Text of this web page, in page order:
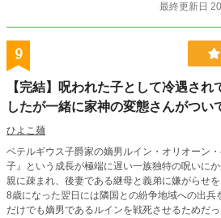
最終更新日
9
【完結】呪われた子として冷遇され
したが一緒に家神の変態さんがつい
ひよこ麺
ベテルギウス子爵家の嫡男ルイン・オリオーン
子』という成長が極端に遅い一族独特の呪いにかかって
親に疎まれ、後妻である継母と義弟に嫌がらせをされていた。
8歳になった翌日には隣国との紛争地域への出兵を余儀な
だけでも嫡男であるルインを戦死させるためだった、し